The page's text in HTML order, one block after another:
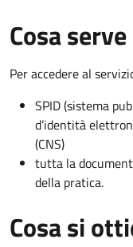
Cosa serve
Per accedere al
SPID (sistema
d’identità
(CNS)
tutta la
della pratica.
Cosa si